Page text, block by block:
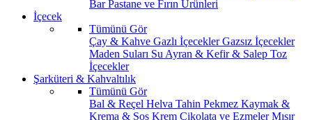
BarPastane ve Fırın Ürünleri
İçecek
Tümünü Gör
Çay & Kahve Gazlı İçeceklerGazsız İçecekler
Maden Suları Su Ayran & Kefir & Salep Toz
İçecekler
Şarküteri & Kahvaltılık
Tümünü Gör
Bal & Reçel Helva Tahin Pekmez Kaymak &
Krema & Sos Krem Çikolata ve EzmelerMısır